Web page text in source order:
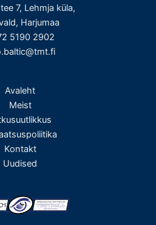
7, Lehmja küla,
Harjumaa
5190 2902
Avaleht
Meist
Kontakt
Uudised